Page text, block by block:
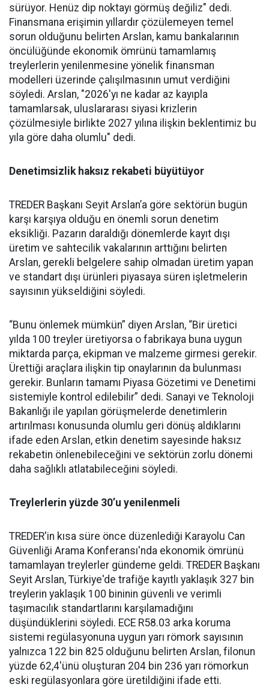
sürüyor. Henüz dip nok­tayı görmüş değiliz" dedi.
Finans­mana erişimin yıllardır çözüle­meyen temel
sorun olduğunu be­lirten Arslan, kamu bankalarının
öncülüğünde ekonomik ömrü­nü tamamlamış
treylerlerin ye­nilenmesine yönelik finansman
modelleri üzerinde çalışılması­nın umut verdiğini
söyledi. Ars­lan, "2026'yı ne kadar az kayıpla
tamamlarsak, uluslararası siya­si krizlerin
çözülmesiyle birlik­te 2027 yılına ilişkin beklentimiz bu
yıla göre daha olumlu" dedi.
Denetimsizlik haksız rekabeti büyütüyor
TREDER Başkanı Seyit Arslan’a göre sektörün bugün
karşı karşıya olduğu en önemli sorun denetim
eksikliği. Pazarın daraldığı dönemlerde kayıt dışı
üretim ve sahtecilik vakalarının arttığını belirten
Arslan, gerekli belgelere sahip olmadan üretim yapan
ve standart dışı ürünleri piyasaya süren işletmelerin
sayısının yükseldiğini söyledi.
“Bunu önlemek mümkün” diyen Arslan, “Bir üretici
yılda 100 treyler üretiyorsa o fabrikaya buna uygun
miktarda parça, ekipman ve malzeme girmesi gerekir.
Ürettiği araçlara ilişkin tip onaylarının da bulunması
gerekir. Bunların tamamı Piyasa Gözetimi ve Denetimi
sistemiyle kontrol edilebilir” dedi. Sanayi ve Teknoloji
Bakanlığı ile yapılan görüşmelerde denetimlerin
artırılması konusunda olumlu geri dönüş aldıklarını
ifade eden Arslan, etkin denetim sayesinde haksız
rekabetin önlenebileceğini ve sektörün zorlu dönemi
daha sağlıklı atlatabileceğini söyledi.
Treylerlerin yüzde 30’u yenilenmeli
TREDER'in kısa süre önce düzenlediği Karayolu Can
Güvenliği Arama Konferansı'nda ekonomik ömrünü
tamamlayan treylerler gündeme geldi. TREDER Başkanı
Seyit Arslan, Türkiye'de trafiğe kayıtlı yaklaşık 327 bin
treylerin yaklaşık 100 bininin güvenli ve verimli
taşımacılık standartlarını karşılamadığını
düşündüklerini söyledi. ECE R58.03 arka koruma
sistemi regülasyonuna uygun yarı römork sayısının
yalnızca 122 bin 825 olduğunu belirten Arslan, filonun
yüzde 62,4'ünü oluşturan 204 bin 236 yarı römorkun
eski regülasyonlara göre üretildiğini ifade etti.